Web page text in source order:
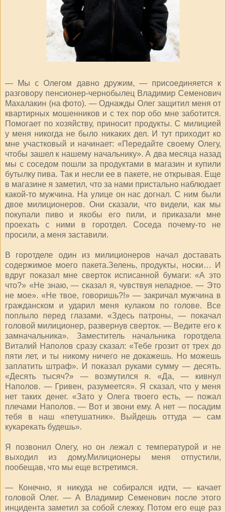
— Мы с Олегом давно дружим, — присоединяется к
разговору пенсионер-чернобылец Владимир Семенович
Махалакин (на фото). — Однажды Олег защитил меня от
квартирных мошенников и с тех пор обо мне заботится.
Помогает по хозяйству, приносит продукты. С милицией
у меня никогда не было никаких дел. И тут приходит ко
мне участковый и начинает: «Передайте своему Олегу,
чтобы зашел к нашему начальнику». А два месяца назад
мы с соседом пошли за продуктами в магазин и купили
бутылку пива. Так и несли ее в пакете, не открывая. Еще
в магазине я заметил, что за нами пристально наблюдает
какой-то мужчина. На улице он нас догнал. С ним были
двое милиционеров. Они сказали, что видели, как мы
покупали пиво и якобы его пили, и приказали мне
проехать с ними в горотдел. Соседа почему-то не
просили, а меня заставили.
В горотделе один из милиционеров начал доставать
содержимое моего пакета.Зелень, продукты, носки… И
вдруг показал мне сверток исписанной бумаги: «А это
что?» «Не знаю, — сказал я, чувствуя неладное. — Это
не мое». «Не твое, говоришь?!» — закричал мужчина в
гражданском и ударил меня кулаком по голове. Все
поплыло перед глазами. «Здесь патроны, — покачал
головой милиционер, развернув сверток. — Ведите его к
замначальника». Заместитель начальника горотдела
Виталий Наполов сразу сказал: «Тебе грозит от трех до
пяти лет, и ты никому ничего не докажешь. Но можешь
заплатить штраф». И показал руками сумму — десять.
«Десять тысяч?» — возмутился я. «Да, — кивнул
Наполов. — Гривен, разумеется». Я сказал, что у меня
нет таких денег. «Зато у Олега твоего есть, — пожал
плечами Наполов. — Вот и звони ему. А нет — посадим
тебя в наш «петушатник». Выйдешь оттуда — сам
кукарекать будешь».
Я позвонил Олегу, но он лежал с температурой и не
выходил из дому.Милиционеры меня отпустили,
пообещав, что мы еще встретимся.
— Конечно, я никуда не собирался идти, — качает
головой Олег. — А Владимир Семенович после этого
инцидента заметил за собой слежку. Потом его еще раз